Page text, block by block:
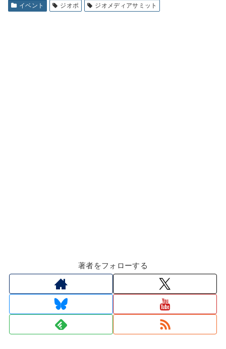
a
s
e
n
e
イベント ジオポ ジオメディアサミット
著者をフォローする